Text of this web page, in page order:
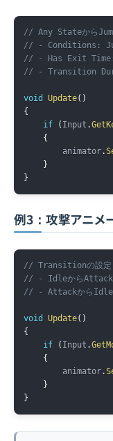
// Any Stateから
// - Conditions:
// - Has Exit
// - Transition
void Update( )
{
if
( Input .
{
        animator
.
}
}
例3：攻撃アニメ
// Transitionの設
// - Idleから
// - AttackからIdle:
void Update( )
{
if
( Input .
{
        animator
.
}
}